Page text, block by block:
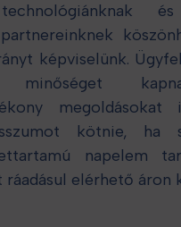
képviselünk.
minőséget
kötnie, ha
napelem
ráadásul elérhető áron